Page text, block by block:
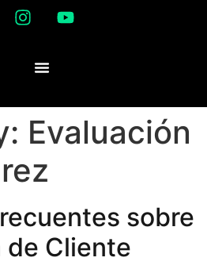
Evaluación
sobre
de Cliente